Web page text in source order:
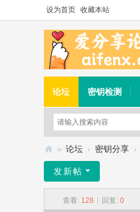
设为首页 收藏本站
论坛 密钥检测
分
» 论坛 › 密钥分享 ›
发新帖
查看: 128 回复: 0